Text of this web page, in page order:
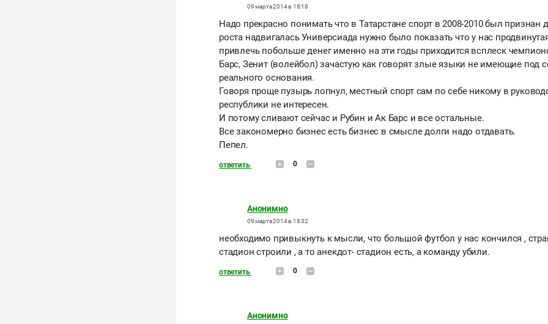
09 марта 2014 в 18:18
Надо прекрасно понимать что в Татарстане спорт в 2008-2010 был признан
роста надвигалась Универсиада нужно было показать что у нас
привлечь побольше денег именно на эти годы приходится всплеск
Барс, Зенит (волейбол) зачастую как говорят злые языки не имеющие под
реального основания.
Говоря проще пузырь лопнул, местный спорт сам по себе никому в
республики не интересен.
И потому сливают сейчас и Рубин и Ак Барс и все остальные.
Все закономерно бизнес есть бизнес в смысле долги надо отдавать.
Пепел.
ответить 0
Анонимно
09 марта 2014 в 18:32
необходимо привыкнуть к мысли, что большой футбол у нас кончился ,
стадион строили , а то анекдот- стадион есть, а команду убили.
ответить 0
Анонимно